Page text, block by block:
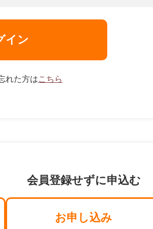
イン
れた方はこちら
会員登録せずに申込む
お申し込み